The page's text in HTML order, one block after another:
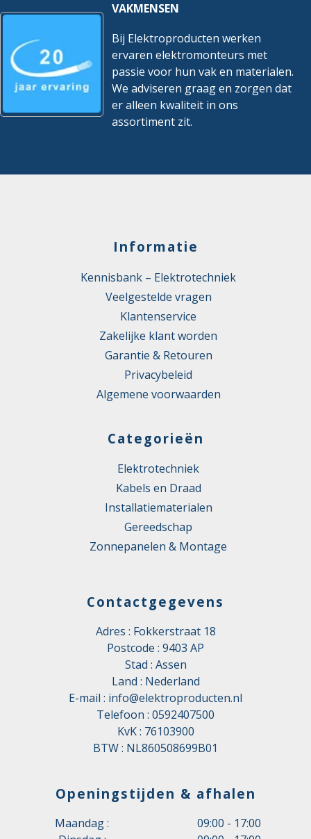
VAKMENSEN
Bij Elektroproducten werken
ervaren elektromonteurs met
passie voor hun vak en materialen.
We adviseren graag en zorgen dat
er alleen kwaliteit in ons
assortiment zit.
Informatie
Kennisbank – Elektrotechniek
Veelgestelde vragen
Klantenservice
Zakelijke klant worden
Garantie & Retouren
Privacybeleid
Algemene voorwaarden
Categorieën
Elektrotechniek
Kabels en Draad
Installatiematerialen
Gereedschap
Zonnepanelen & Montage
Contactgegevens
Adres : Fokkerstraat 18
Postcode : 9403 AP
Stad : Assen
Land : Nederland
E-mail : info@elektroproducten.nl
Telefoon : 0592407500
KvK : 76103900
BTW : NL860508699B01
Openingstijden & afhalen
Maandag :
09:00 - 17:00